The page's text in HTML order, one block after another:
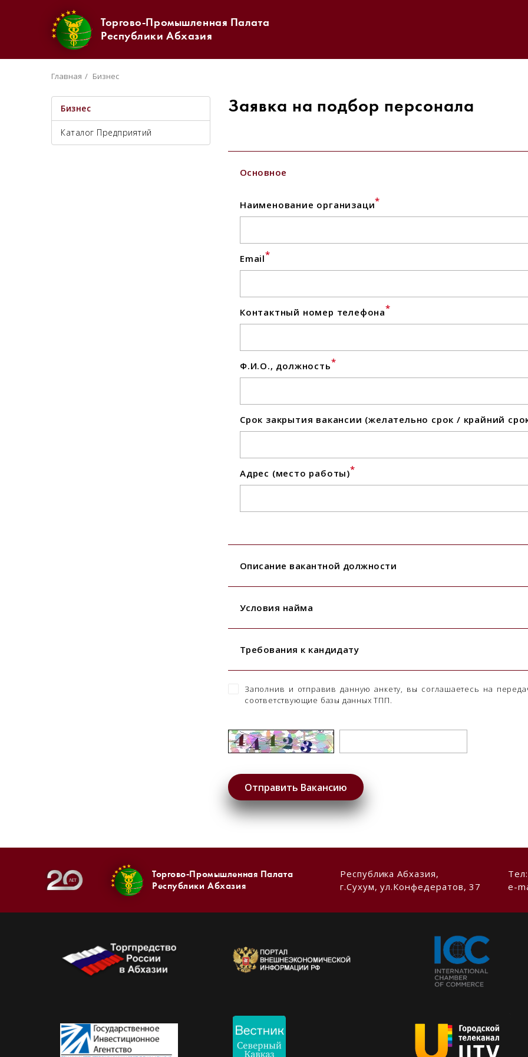
Торгово-Промышленная Палата
Республики Абхазия
Главная Бизнес
Бизнес
Каталог Предприятий
Заявка на подбор персонала
Основное
Наименование организаци*
Email*
Контактный номер телефона*
Ф.И.О., должность*
Срок закрытия вакансии (желательно срок / крайний
Адрес (место работы)*
Описание вакантной должности
Условия найма
Требования к кандидату
Заполнив и отправив данную анкету, вы соглашаетесь на
соответствующие базы данных ТПП.
Торгово-Промышленная Палата
Республики Абхазия
Республика Абхазия,
г.Сухум, ул.Конфедератов, 37
e-